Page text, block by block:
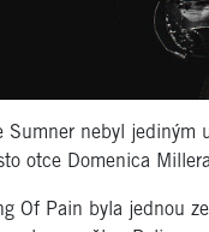
Sumner nebyl jediným
otce Domenica
Of Pain byla jednou